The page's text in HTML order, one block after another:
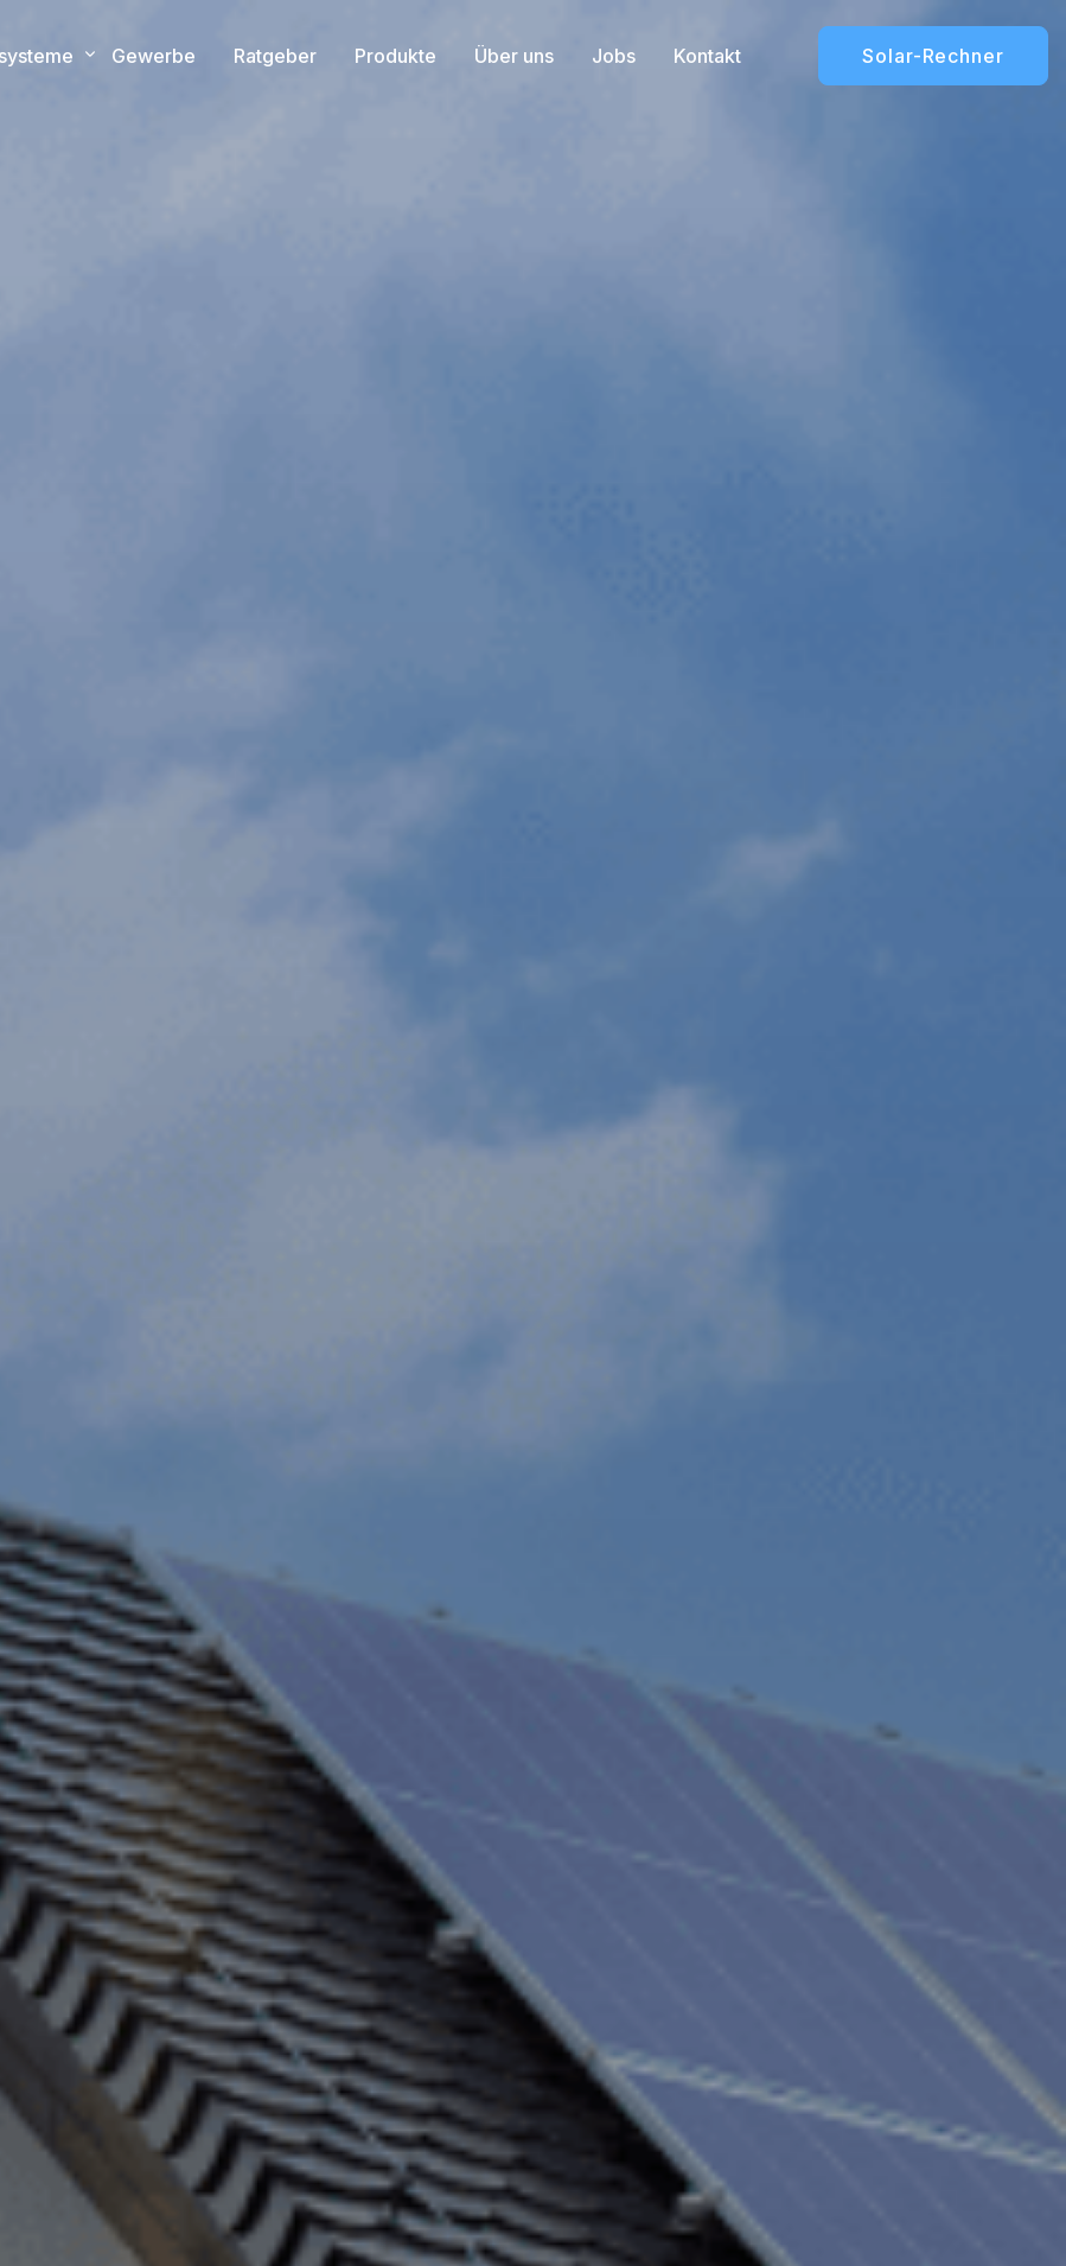
Gewerbe Ratgeber Produkte Über uns Jobs Kontakt Solar-Rechner